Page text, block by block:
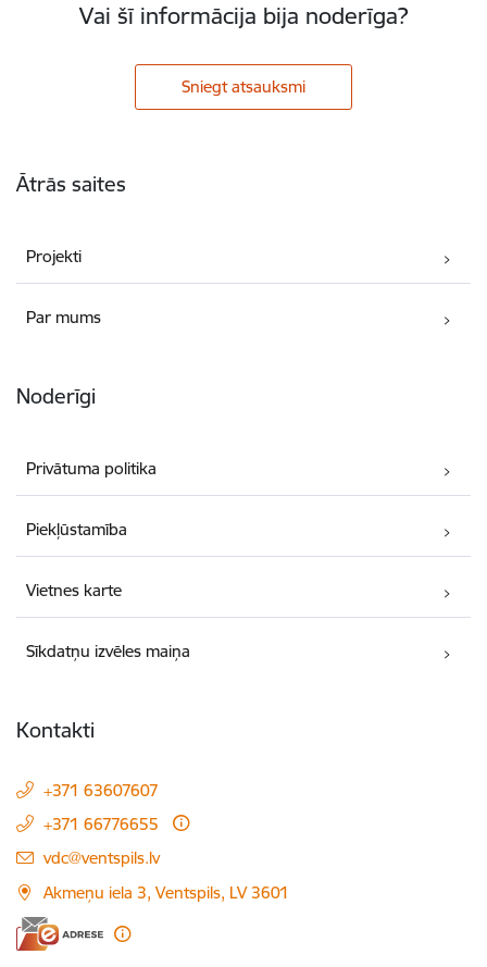
Vai šī informācija bija noderīga?
Sniegt atsauksmi
Ātrās saites
Projekti
Par mums
Noderīgi
Privātuma politika
Piekļūstamība
Vietnes karte
Sīkdatņu izvēles maiņa
Kontakti
+371 63607607
+371 66776655
E-pasts:
vdc@ventspils.lv
Akmeņu iela 3, Ventspils, LV 3601